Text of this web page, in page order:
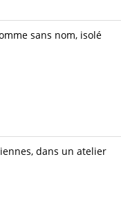
sans nom, isolé
dans un atelier